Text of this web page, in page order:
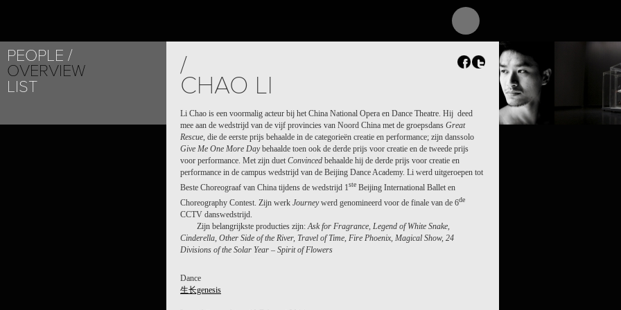
PEOPLE
OVERVIEW
LIST
/
CHAO LI
Li Chao is een voormalig acteur bij het China National Opera en Dance Theatre. Hij deed
mee aan de wedstrijd van de vijf provincies van Noord China met de groepsdans Great
Rescue, die de eerste prijs behaalde in de categorieën creatie en performance; zijn danssolo
Give Me One More Daybehaalde toen ook de derde prijs voor creatie en de tweede prijs
voor performance. Met zijn duet Convinced behaalde hij de derde prijs voor creatie en
performance in de campus wedstrijd van de Beijing Dance Academy. Li werd uitgeroepen tot
Beste Choreograaf van China tijdens de wedstrijd 1ste Beijing International Ballet en
Choreography Contest. Zijn werk Journeywerd genomineerd voor de finale van de 6de
CCTV danswedstrijd.
Zijn belangrijkste producties zijn:Ask for Fragrance, Legend of White Snake,
Cinderella, Other Side of the River, Travel of Time, Fire Phoenix, Magical Show, 24
Divisions of the Solar Year – Spirit of Flowers
Dance
生长genesis